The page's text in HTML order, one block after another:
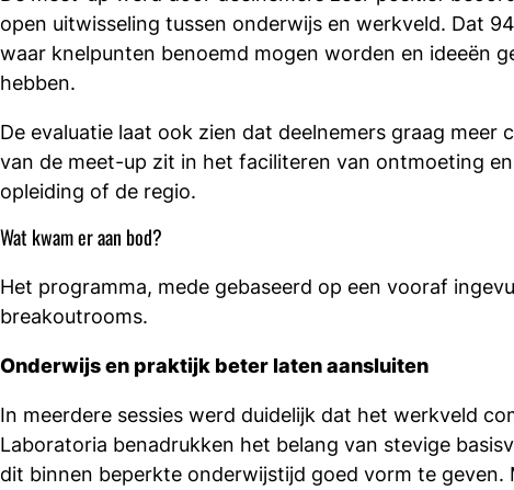
open uitwisseling tussen onderwijs en werkveld. Dat
waar knelpunten benoemd mogen worden en ideeën
hebben.
De evaluatie laat ook zien dat deelnemers graag
van de meet-up zit in het faciliteren van ontmoeting
opleiding of de regio.
Wat kwam er aan bod?
Het programma, mede gebaseerd op een vooraf
breakoutrooms.
Onderwijs en praktijk beter laten aansluiten
In meerdere sessies werd duidelijk dat het werkveld
Laboratoria benadrukken het belang van stevige
dit binnen beperkte onderwijstijd goed vorm te